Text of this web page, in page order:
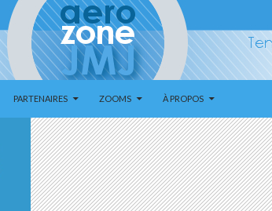
PARTENAIRES ZOOMS À PROPOS